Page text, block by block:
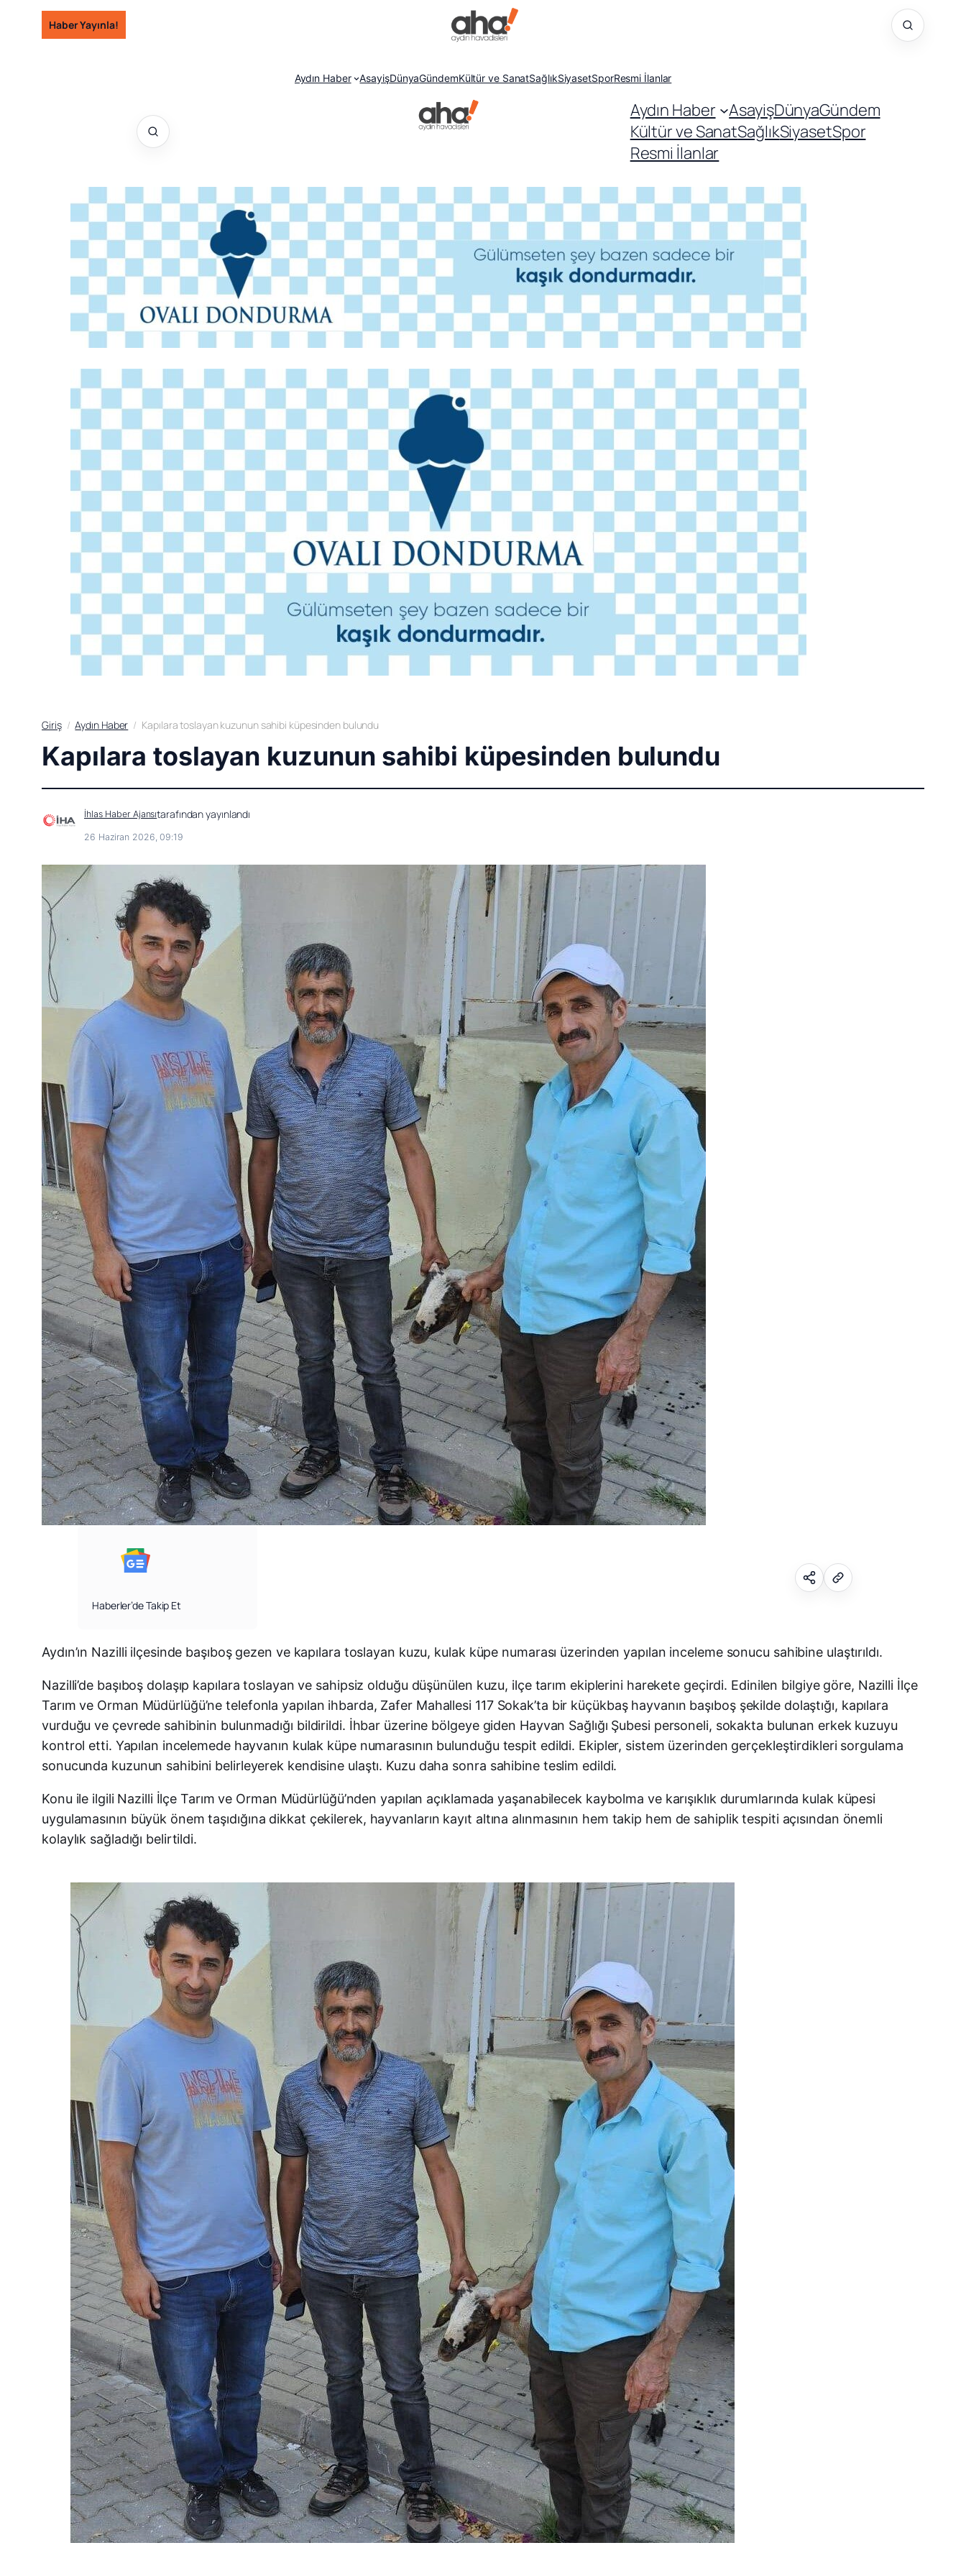
İçeriğeHaber Yayınla!
Aydın Haber AsayişDünyaGündemKültür ve SanatSağlıkSiyasetSporResmi İlanlar
Aydın Haber AsayişDünyaGündem
Kültür ve SanatSağlıkSiyasetSpor
Resmi İlanlar
Giriş Aydın Haber Kapılara toslayan kuzunun sahibi küpesinden bulundu
Kapılara toslayan kuzunun sahibi küpesinden bulundu
İhlas Haber Ajansıtarafından yayınlandı
26 Haziran 2026, 09:19
Haberler’de Takip Et
Facebook
X (Twitter)
WhatsApp
Telegram
LinkedIn
E-posta
Aydın’ın Nazilli ilçesinde başıboş gezen ve kapılara toslayan kuzu, kulak küpe numarası üzerinden yapılan inceleme sonucu sahibine ulaştırıldı.
Nazilli’de başıboş dolaşıp kapılara toslayan ve sahipsiz olduğu düşünülen kuzu, ilçe tarım ekiplerini harekete geçirdi. Edinilen bilgiye göre, Nazilli İlçe
Tarım ve Orman Müdürlüğü’ne telefonla yapılan ihbarda, Zafer Mahallesi 117 Sokak’ta bir küçükbaş hayvanın başıboş şekilde dolaştığı, kapılara
vurduğu ve çevrede sahibinin bulunmadığı bildirildi. İhbar üzerine bölgeye giden Hayvan Sağlığı Şubesi personeli, sokakta bulunan erkek kuzuyu
kontrol etti. Yapılan incelemede hayvanın kulak küpe numarasının bulunduğu tespit edildi. Ekipler, sistem üzerinden gerçekleştirdikleri sorgulama
sonucunda kuzunun sahibini belirleyerek kendisine ulaştı. Kuzu daha sonra sahibine teslim edildi.
Konu ile ilgili Nazilli İlçe Tarım ve Orman Müdürlüğü’nden yapılan açıklamada yaşanabilecek kaybolma ve karışıklık durumlarında kulak küpesi
uygulamasının büyük önem taşıdığına dikkat çekilerek, hayvanların kayıt altına alınmasının hem takip hem de sahiplik tespiti açısından önemli
kolaylık sağladığı belirtildi.